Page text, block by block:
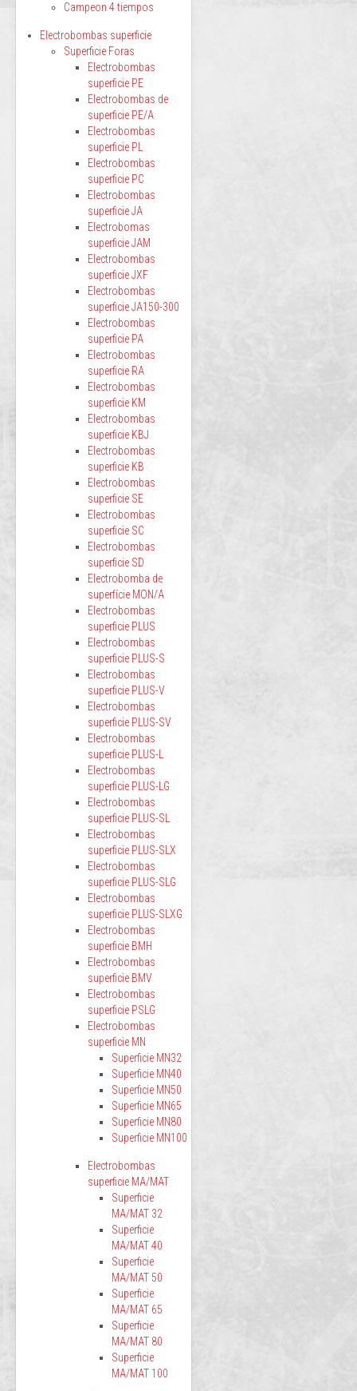
Campeon 4 tiempos
Electrobombas superficie
Superficie Foras
Electrobombas
superficie PE
Electrobombas de
superficie PE/A
Electrobombas
superficie PL
Electrobombas
superficie PC
Electrobombas
superficie JA
Electrobomas
superficie JAM
Electrobombas
superficie JXF
Electrobombas
superficie JA150-300
Electrobombas
superficie PA
Electrobombas
superficie RA
Electrobombas
superficie KM
Electrobombas
superficie KBJ
Electrobombas
superficie KB
Electrobombas
superficie SE
Electrobombas
superficie SC
Electrobombas
superficie SD
Electrobomba de
superfície MON/A
Electrobombas
superficie PLUS
Electrobombas
superficie PLUS-S
Electrobombas
superficie PLUS-V
Electrobombas
superficie PLUS-SV
Electrobombas
superficie PLUS-L
Electrobombas
superficie PLUS-LG
Electrobombas
superficie PLUS-SL
Electrobombas
superficie PLUS-SLX
Electrobombas
superficie PLUS-SLG
Electrobombas
superficie PLUS-SLXG
Electrobombas
superficie BMH
Electrobombas
superficie BMV
Electrobombas
superficie PSLG
Electrobombas
superficie MN
Superficie MN32
Superficie MN40
Superficie MN50
Superficie MN65
Superficie MN80
Superficie MN100
Electrobombas
superficie MA/MAT
Superficie
MA/MAT 32
Superficie
MA/MAT 40
Superficie
MA/MAT 50
Superficie
MA/MAT 65
Superficie
MA/MAT 80
Superficie
MA/MAT 100